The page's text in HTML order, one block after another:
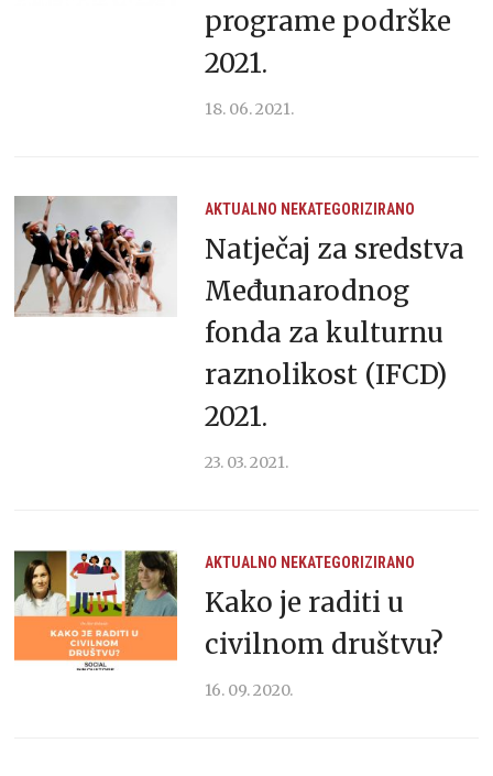
programe podrške
2021.
18. 06. 2021.
AKTUALNO NEKATEGORIZIRANO
Natječaj za sredstva
Međunarodnog
fonda za kulturnu
raznolikost (IFCD)
2021.
23. 03. 2021.
AKTUALNO NEKATEGORIZIRANO
Kako je raditi u
civilnom društvu?
16. 09. 2020.